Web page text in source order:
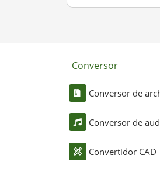
Conversor
Conversor de
Conversor de
Convertidor CAD